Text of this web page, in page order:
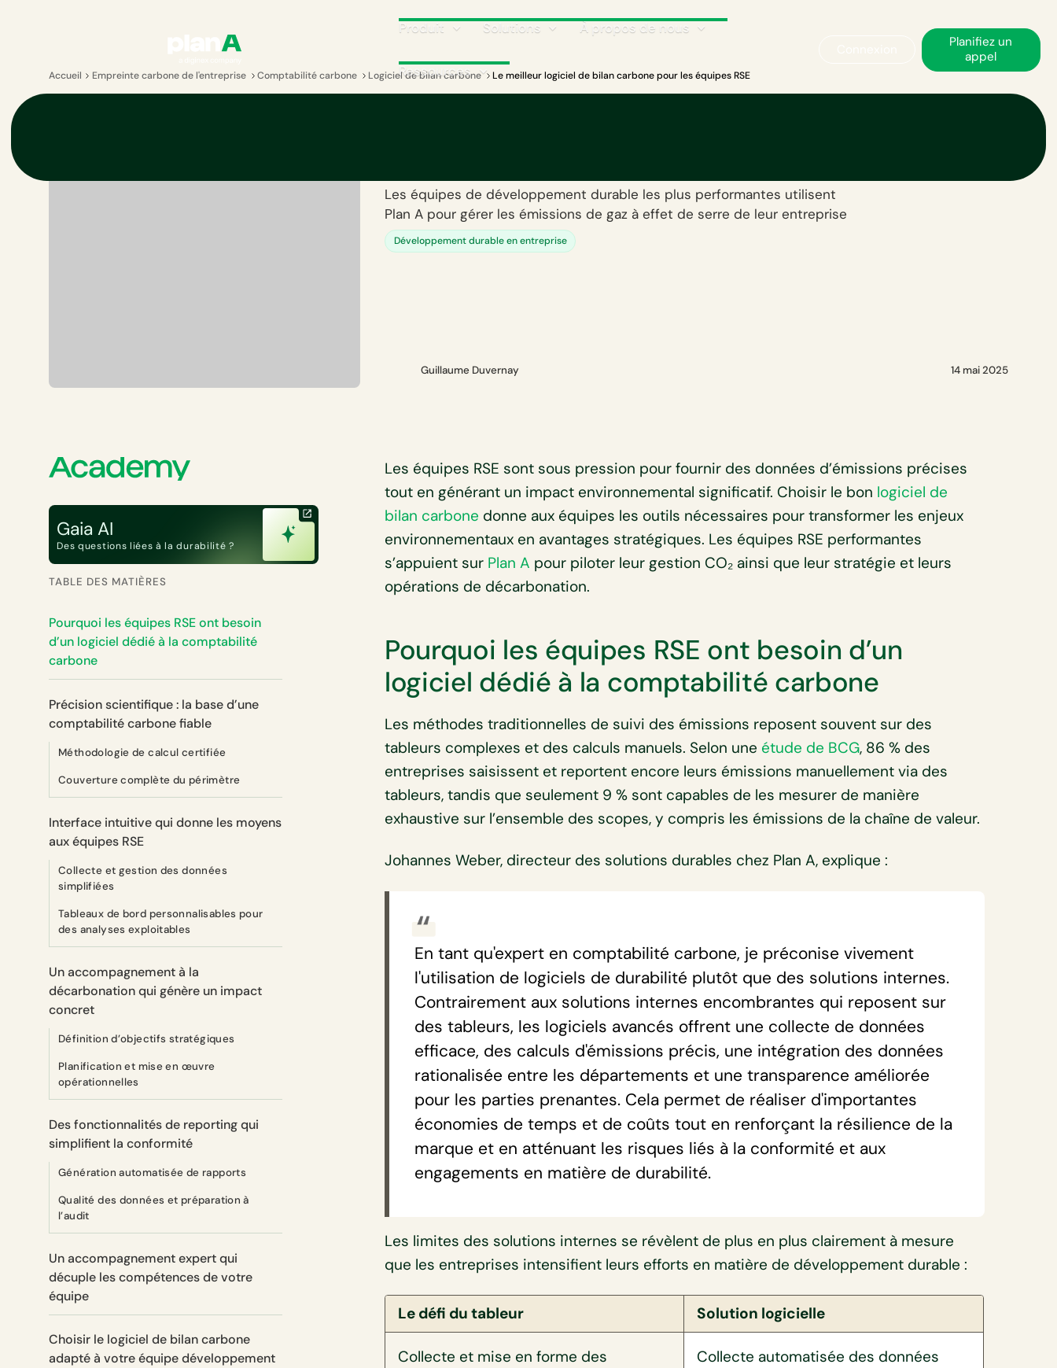
Produit Solutions À propos de nous
Ressources
Planifiez un
appel
Accueil Empreinte carbone de l'entreprise Comptabilité carbone Logiciel de bilan carbone Le meilleur logiciel de bilan carbone pour les équipes RSE
Les équipes de développement durable les plus performantes utilisent
Plan A pour gérer les émissions de gaz à effet de serre de leur entreprise
Développement durable en entreprise
Guillaume Duvernay 14 mai 2025
Gaia AI
Des questions liées à la durabilité ?
TABLE DES MATIÈRES
Pourquoi les équipes RSE ont besoin
d’un logiciel dédié à la comptabilité
carbone
Précision scientifique : la base d’une
comptabilité carbone fiable
Méthodologie de calcul certifiée
Couverture complète du périmètre
Interface intuitive qui donne les moyens
aux équipes RSE
Collecte et gestion des données
simplifiées
Tableaux de bord personnalisables pour
des analyses exploitables
Un accompagnement à la
décarbonation qui génère un impact
concret
Définition d’objectifs stratégiques
Planification et mise en œuvre
opérationnelles
Des fonctionnalités de reporting qui
simplifient la conformité
Génération automatisée de rapports
Qualité des données et préparation à
l’audit
Un accompagnement expert qui
décuple les compétences de votre
équipe
Choisir le logiciel de bilan carbone
adapté à votre équipe développement
Les équipes RSE sont sous pression pour fournir des données d’émissions précises
tout en générant un impact environnemental significatif. Choisir le bon logiciel de
bilan carbone donne aux équipes les outils nécessaires pour transformer les enjeux
environnementaux en avantages stratégiques. Les équipes RSE performantes
s’appuient sur Plan A pour piloter leur gestion CO₂ ainsi que leur stratégie et leurs
opérations de décarbonation.
Pourquoi les équipes RSE ont besoin d’un
logiciel dédié à la comptabilité carbone
Les méthodes traditionnelles de suivi des émissions reposent souvent sur des
tableurs complexes et des calculs manuels. Selon une étude de BCG, 86 % des
entreprises saisissent et reportent encore leurs émissions manuellement via des
tableurs, tandis que seulement 9 % sont capables de les mesurer de manière
exhaustive sur l’ensemble des scopes, y compris les émissions de la chaîne de valeur.
Johannes Weber, directeur des solutions durables chez Plan A, explique :
En tant qu'expert en comptabilité carbone, je préconise vivement
l'utilisation de logiciels de durabilité plutôt que des solutions internes.
Contrairement aux solutions internes encombrantes qui reposent sur
des tableurs, les logiciels avancés offrent une collecte de données
efficace, des calculs d'émissions précis, une intégration des données
rationalisée entre les départements et une transparence améliorée
pour les parties prenantes. Cela permet de réaliser d'importantes
économies de temps et de coûts tout en renforçant la résilience de la
marque et en atténuant les risques liés à la conformité et aux
engagements en matière de durabilité.
Les limites des solutions internes se révèlent de plus en plus clairement à mesure
que les entreprises intensifient leurs efforts en matière de développement durable :
Le défi du tableur Solution logicielle
Collecte et mise en forme des
Collecte automatisée des données